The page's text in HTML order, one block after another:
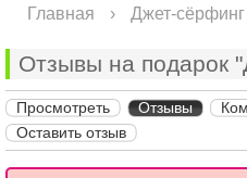
Главная
› Джет-сёрфинг
Отзывы на подарок
Просмотреть Отзывы
Оставить отзыв